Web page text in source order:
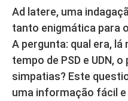
Ad latere, uma
tanto enigmática para
A pergunta: qual era, lá
tempo de PSD e UDN,
simpatias? Este
uma informação fácil e